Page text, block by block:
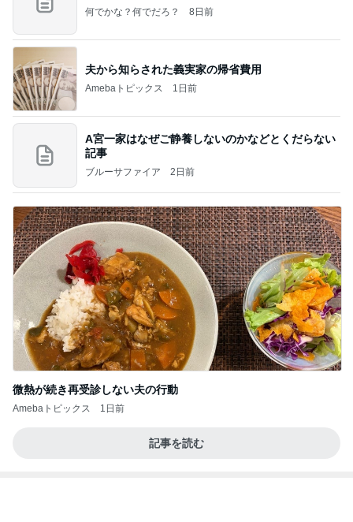
何でかな？何でだろ？ 8日前
夫から知らされた義実家の帰省費用
Amebaトピックス 1日前
A宮一家はなぜご静養しないのかなどとくだらない
記事
ブルーサファイア 2日前
微熱が続き再受診しない夫の行動
Amebaトピックス 1日前
記事を読む